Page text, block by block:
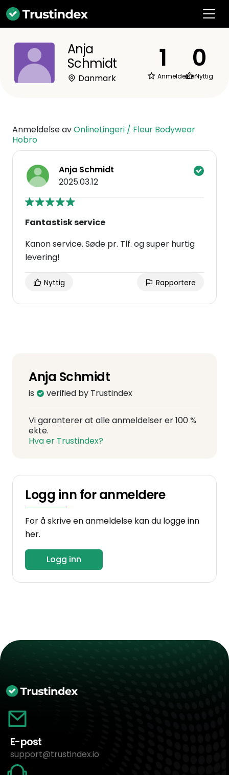
Anja
Schmidt
Danmark
1
Anmeldelser
0
Nyttig
Anmeldelse avOnlineLingeri / Fleur Bodywear
Hobro
Anja Schmidt
2025.03.12
Fantastisk service
Kanon service. Søde pr. Tlf. og super hurtig
levering!
Nyttig Rapportere
Anja Schmidt
is verified by Trustindex
Vi garanterer at alle anmeldelser er 100 %
ekte.
Hva er Trustindex?
Logg inn for anmeldere
For å skrive en anmeldelse kan du logge inn
her.
Logg inn
E-post
support@trustindex.io